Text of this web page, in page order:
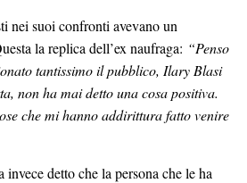
nei suoi confronti avevano un
la replica dell’ex naufraga: “Penso
tantissimo il pubblico, Ilary Blasi
non ha mai detto una cosa positiva.
che mi hanno addirittura fatto venire
detto che la persona che le ha